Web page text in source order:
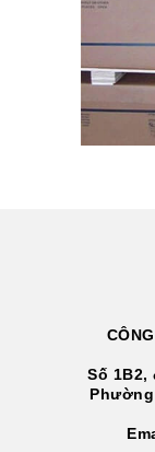
Số